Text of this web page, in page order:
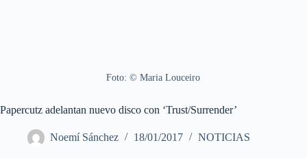
Foto: © Maria Louceiro
Papercutz adelantan nuevo disco con ‘Trust/Surrender’
Noemí Sánchez 18/01/2017 NOTICIAS